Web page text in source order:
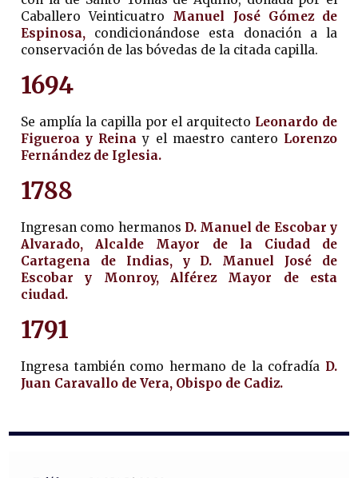
Caballero Veinticuatro Manuel José Gómez de
Espinosa, condicionándose esta donación a la
conservación de las bóvedas de la citada capilla.
1694
Se amplía la capilla por el arquitecto Leonardo de
Figueroa y Reina y el maestro cantero Lorenzo
Fernández de Iglesia.
1788
Ingresan como hermanos D. Manuel de Escobar y
Alvarado, Alcalde Mayor de la Ciudad de
Cartagena de Indias, y D. Manuel José de
Escobar y Monroy, Alférez Mayor de esta
ciudad.
1791
Ingresa también como hermano de la cofradía D.
Juan Caravallo de Vera, Obispo de Cadiz.